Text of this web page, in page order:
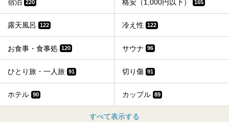
宿泊 220 格安（1,000円以下） 165
露天風呂 122 冷え性 122
お食事・食事処 120 サウナ 96
ひとり旅・一人旅 91 切り傷 91
ホテル 90 カップル 89
すべて表示する